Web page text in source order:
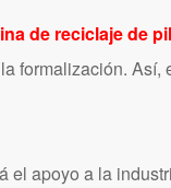
de reciclaje de
formalización.
apoyo a la